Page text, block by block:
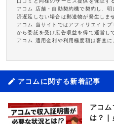
アコム 店舗・自動契約機で契約し、
済遅延しない場合は郵送物が発生しま
アコム 当サイトではアフィリエイト
から委託を受け広告収益を得て運営し
アコム 適用金利や利用極度額は審査
アコムに関する新着記事
アコ
は？